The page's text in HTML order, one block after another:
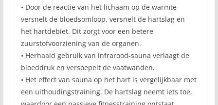
• Door de reactie van het lichaam op de warmte
versnelt de bloedsomloop, versnelt de hartslag en
het hartdebiet. Dit zorgt voor een betere
zuurstofvoorziening van de organen.
• Herhaald gebruik van infrarood-sauna verlaagt de
bloeddruk en versoepelt de vaatwanden.
• Het effect van sauna op het hart is vergelijkbaar met
een uithoudingstraining. De hartslag neemt iets toe,